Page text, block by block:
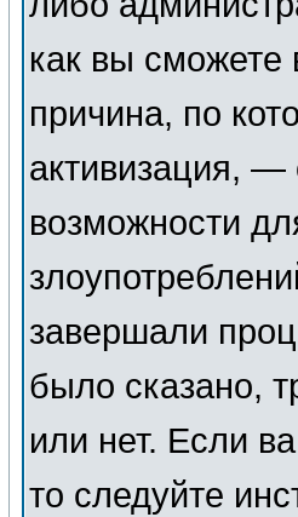
как вы сможете
причина, по
активизация,
возможности
завершали
было сказано,
или нет. Если
то следуйте